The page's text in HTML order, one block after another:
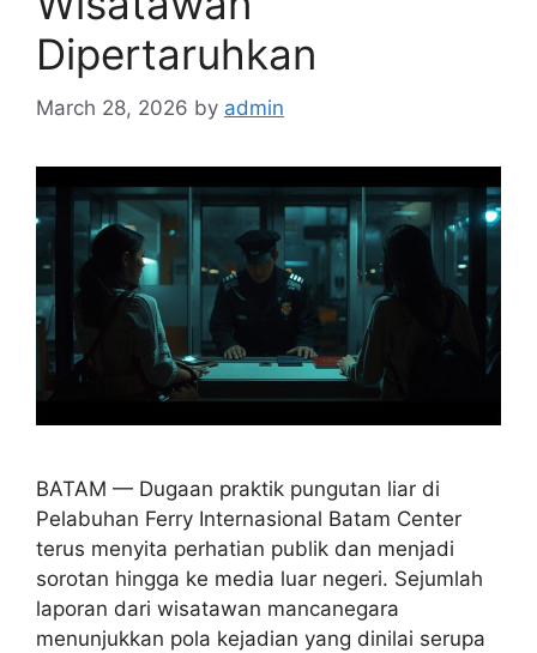
Dipertaruhkan
March 28, 2026 by admin
BATAM — Dugaan praktik pungutan liar di
Pelabuhan Ferry Internasional Batam Center
terus menyita perhatian publik dan menjadi
sorotan hingga ke media luar negeri. Sejumlah
laporan dari wisatawan mancanegara
menunjukkan pola kejadian yang dinilai serupa